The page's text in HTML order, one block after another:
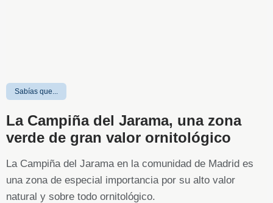
Sabías que...
La Campiña del Jarama, una zona
verde de gran valor ornitológico
La Campiña del Jarama en la comunidad de Madrid es
una zona de especial importancia por su alto valor
natural y sobre todo ornitológico.